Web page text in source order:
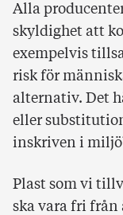
Alla
skyldighet att
exempelvis
risk för
alternativ. Det
eller
inskriven i
Plast som vi
ska vara fri från